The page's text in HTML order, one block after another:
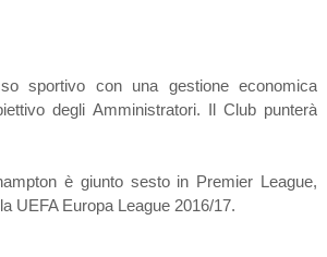
sportivo con una gestione economica
degli Amministratori. Il Club punterà
è giunto sesto in Premier League,
UEFA Europa League 2016/17.